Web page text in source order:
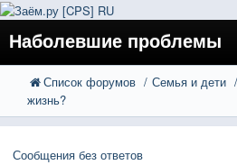
Наболевшие проблемы
FAQ
Регистрация
Вход
Расширенный поиск
Список форумов Семья и дети
жизнь?
Сообщения без ответов